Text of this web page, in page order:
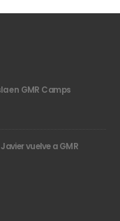
en GMR Camps
vuelve a GMR